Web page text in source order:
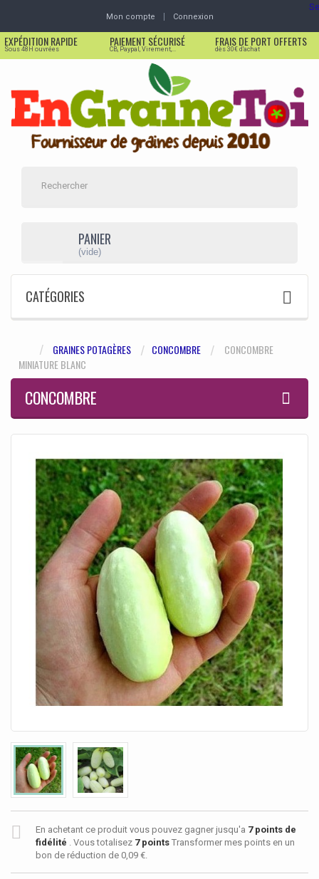
Mon compte Connexion
EXPÉDITION RAPIDE
Sous 48H ouvrées
PAIEMENT SÉCURISÉ
CB, Paypal, Virement,...
FRAIS DE PORT OFFERTS
dès 30€ d'achat
PANIER
(vide)
CATÉGORIES
GRAINES POTAGÈRES CONCOMBRE
CONCOMBRE
MINIATURE BLANC
CONCOMBRE
En achetant ce produit vous pouvez gagner jusqu'a 7points de
fidélité . Vous totalisez 7points Transformer mes points en un
bon de réduction de 0,09 €.